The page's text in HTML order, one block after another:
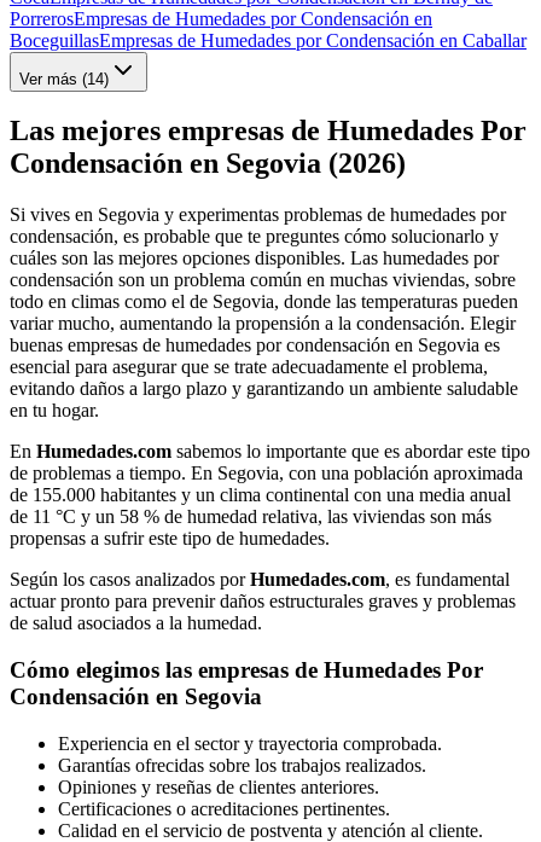
PorrerosEmpresas de Humedades por Condensación en
BoceguillasEmpresas de Humedades por Condensación en Caballar
Ver más (14)
Las mejores empresas de Humedades Por
Condensación en Segovia (2026)
Si vives en Segovia y experimentas problemas de humedades por
condensación, es probable que te preguntes cómo solucionarlo y
cuáles son las mejores opciones disponibles. Las humedades por
condensación son un problema común en muchas viviendas, sobre
todo en climas como el de Segovia, donde las temperaturas pueden
variar mucho, aumentando la propensión a la condensación. Elegir
buenas empresas de humedades por condensación en Segovia es
esencial para asegurar que se trate adecuadamente el problema,
evitando daños a largo plazo y garantizando un ambiente saludable
en tu hogar.
En Humedades.com sabemos lo importante que es abordar este tipo
de problemas a tiempo. En Segovia, con una población aproximada
de 155.000 habitantes y un clima continental con una media anual
de 11 °C y un 58 % de humedad relativa, las viviendas son más
propensas a sufrir este tipo de humedades.
Según los casos analizados porHumedades.com, es fundamental
actuar pronto para prevenir daños estructurales graves y problemas
de salud asociados a la humedad.
Cómo elegimos las empresas de Humedades Por
Condensación en Segovia
Experiencia en el sector y trayectoria comprobada.
Garantías ofrecidas sobre los trabajos realizados.
Opiniones y reseñas de clientes anteriores.
Certificaciones o acreditaciones pertinentes.
Calidad en el servicio de postventa y atención al cliente.